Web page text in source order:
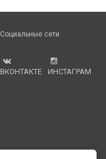
Социальные сети
ВКОНТАКТЕ ИНСТАГРАМ